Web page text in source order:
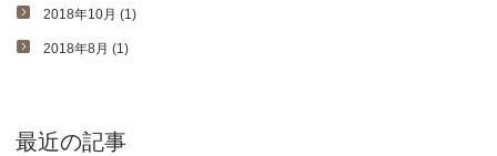
2018年10月 (1)
2018年8月 (1)
最近の記事